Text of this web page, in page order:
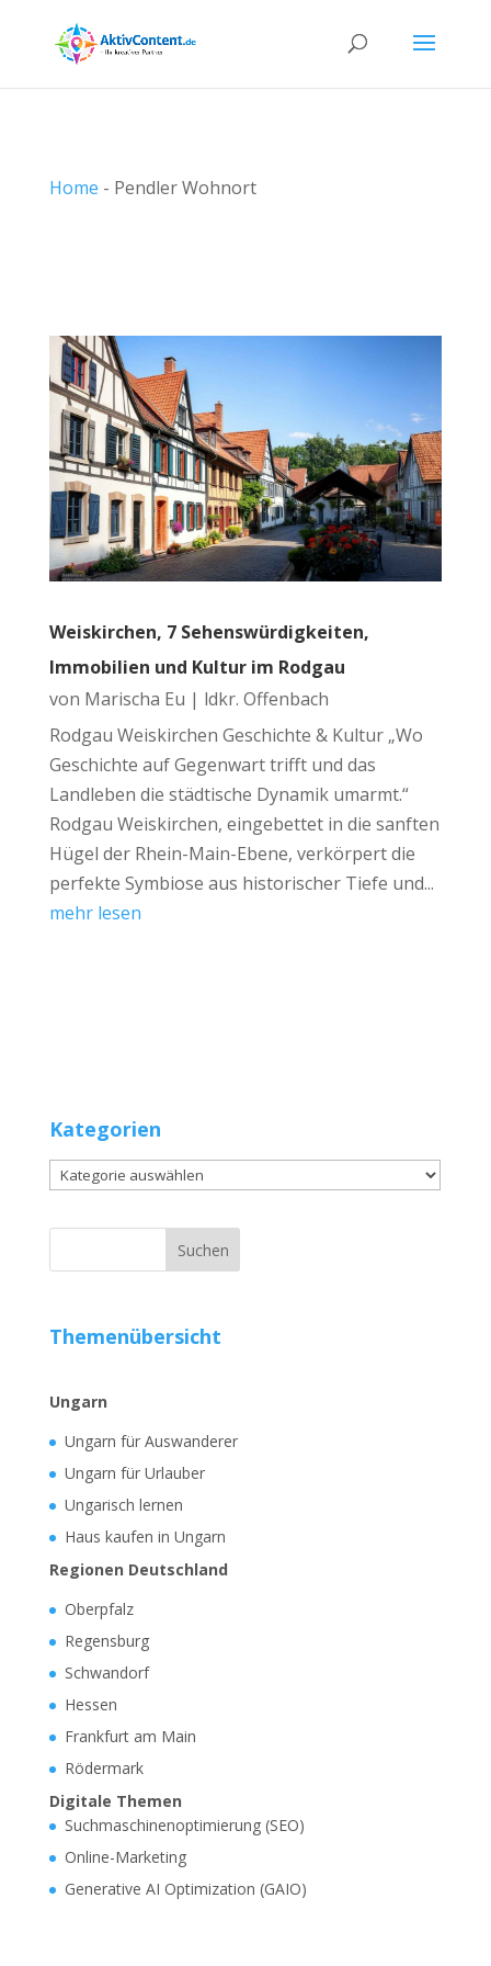
Home - Pendler Wohnort
Weiskirchen, 7 Sehenswürdigkeiten,
Immobilien und Kultur im Rodgau
von Marischa Eu | ldkr. Offenbach
Rodgau Weiskirchen Geschichte & Kultur „Wo
Geschichte auf Gegenwart trifft und das
Landleben die städtische Dynamik umarmt.“
Rodgau Weiskirchen, eingebettet in die sanften
Hügel der Rhein-Main-Ebene, verkörpert die
perfekte Symbiose aus historischer Tiefe und...
mehr lesen
Kategorien
Kategorien
Themenübersicht
Ungarn
Ungarn für Auswanderer
Ungarn für Urlauber
Ungarisch lernen
Haus kaufen in Ungarn
Regionen Deutschland
Oberpfalz
Regensburg
Schwandorf
Hessen
Frankfurt am Main
Rödermark
Digitale Themen
Suchmaschinenoptimierung (SEO)
Online-Marketing
Generative AI Optimization (GAIO)